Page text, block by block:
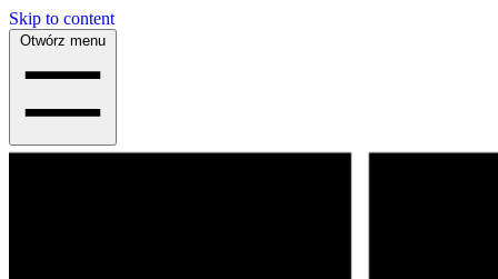
Skip to content
Otwórz menu